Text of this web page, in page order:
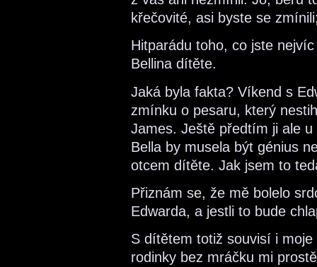
křečovité, asi byste se
Hitparádu toho, co jste
Bellina dítěte.
Jaká byla fakta? Víkend s
zmínku o pesaru, který
James. Ještě předtím ji ale
Bella by musela být génius
otcem dítěte. Jak jsem to
Přiznám se, že mě bolelo
Edwarda, a jestli to bude
S dítětem totiž souvisí i
rodinky bez mráčku mi